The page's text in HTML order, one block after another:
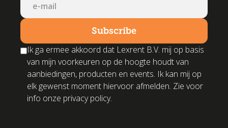
Ik ga ermee akkoord dat Lexrent B.V. mij op basis
van mijn voorkeuren op de hoogte houdt van
aanbiedingen, producten en events. Ik kan mij op
elk gewenst moment hiervoor afmelden. Zie voor
info onze privacy policy.